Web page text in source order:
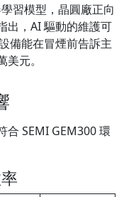
習模型，晶圓廠正向
出，AI 驅動的維護可
備能在冒煙前告訴主
元。
合 SEMI GEM300 環